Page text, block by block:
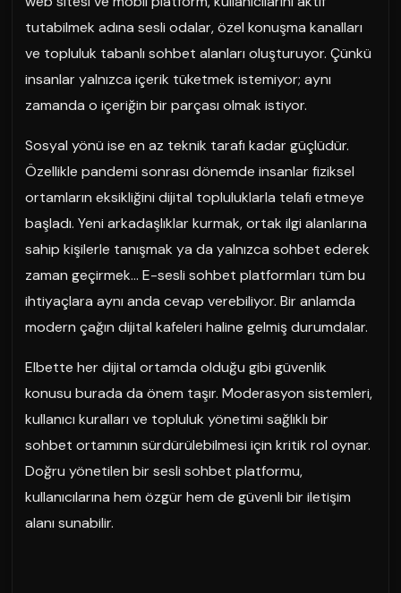
tutabilmek adına sesli odalar, özel konuşma kanalları
ve topluluk tabanlı sohbet alanları oluşturuyor. Çünkü
insanlar yalnızca içerik tüketmek istemiyor; aynı
zamanda o içeriğin bir parçası olmak istiyor.
Sosyal yönü ise en az teknik tarafı kadar güçlüdür.
Özellikle pandemi sonrası dönemde insanlar fiziksel
ortamların eksikliğini dijital topluluklarla telafi etmeye
başladı. Yeni arkadaşlıklar kurmak, ortak ilgi alanlarına
sahip kişilerle tanışmak ya da yalnızca sohbet ederek
zaman geçirmek… E-sesli sohbet platformları tüm bu
ihtiyaçlara aynı anda cevap verebiliyor. Bir anlamda
modern çağın dijital kafeleri haline gelmiş durumdalar.
Elbette her dijital ortamda olduğu gibi güvenlik
konusu burada da önem taşır. Moderasyon sistemleri,
kullanıcı kuralları ve topluluk yönetimi sağlıklı bir
sohbet ortamının sürdürülebilmesi için kritik rol oynar.
Doğru yönetilen bir sesli sohbet platformu,
kullanıcılarına hem özgür hem de güvenli bir iletişim
alanı sunabilir.